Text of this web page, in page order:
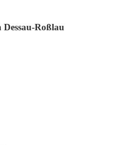
Dessau-Roßlau